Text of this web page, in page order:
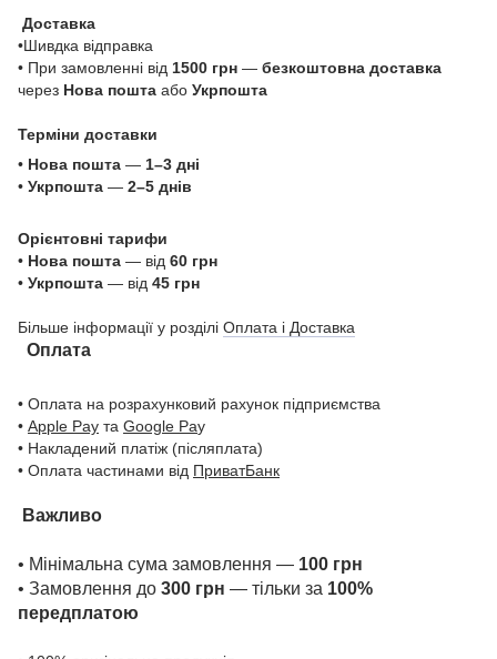
Доставка
•Шивдка відправка
• При замовленні від 1500 грн — безкоштовна доставка
через Нова пошта або Укрпошта
Терміни доставки
• Нова пошта — 1–3 дні
• Укрпошта — 2–5 днів
Орієнтовні тарифи
• Нова пошта — від 60 грн
• Укрпошта — від 45 грн
Більше інформації у розділі Оплата і Доставка
Оплата
• Оплата на розрахунковий рахунок підприємства
• Apple Pay та Google Pay
• Накладений платіж (післяплата)
• Оплата частинами від ПриватБанк
Важливо
• Мінімальна сума замовлення — 100 грн
• Замовлення до 300 грн — тільки за 100%
передплатою